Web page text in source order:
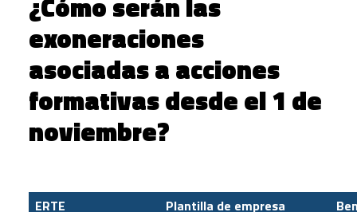
exoneraciones
asociadas a acciones
formativas desde el 1 de
noviembre?
ERTE Plantilla de empresa